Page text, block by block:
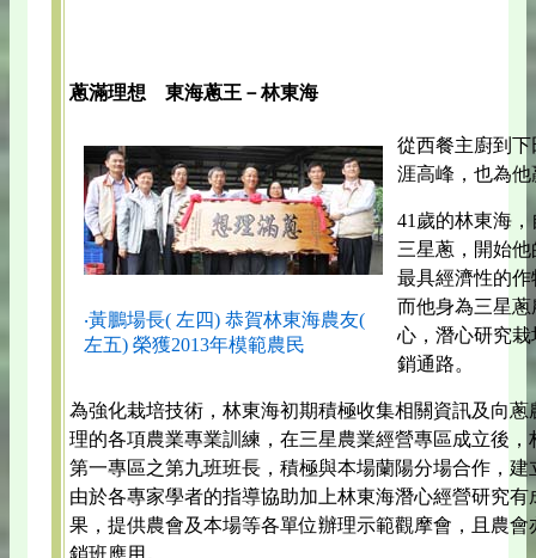
蔥滿理想 東海蔥王－林東海
‧黃鵬場長( 左四) 恭賀林東海農友(
左五) 榮獲2013年模範農民
從西餐主廚到
涯高峰，也為他
41歲的林東海
三星蔥，開始
最具經濟性的
而他身為三星
心，潛心研究
銷通路。
為強化栽培技術，林東海初期積極收集相關資訊及向
理的各項農業專業訓練，在三星農業經營專區成立後
第一專區之第九班班長，積極與本場蘭陽分場合作，
由於各專家學者的指導協助加上林東海潛心經營研究
果，提供農會及本場等各單位辦理示範觀摩會，且農